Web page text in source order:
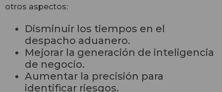
otros aspectos:
Disminuir los tiempos en el
despacho aduanero.
Mejorar la generación de inteligencia
de negocio.
Aumentar la precisión para
identificar riesgos.